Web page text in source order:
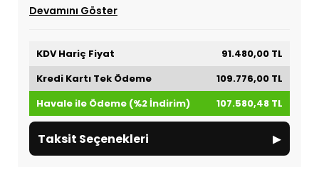
Devamını Göster
KDV Hariç Fiyat
91.480,00 TL
Kredi Kartı Tek Ödeme
109.776,00 TL
Havale ile Ödeme (%2 İndirim)
107.580,48 TL
Taksit Seçenekleri ▸